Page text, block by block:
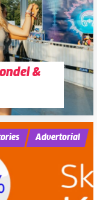
&
Advertorial